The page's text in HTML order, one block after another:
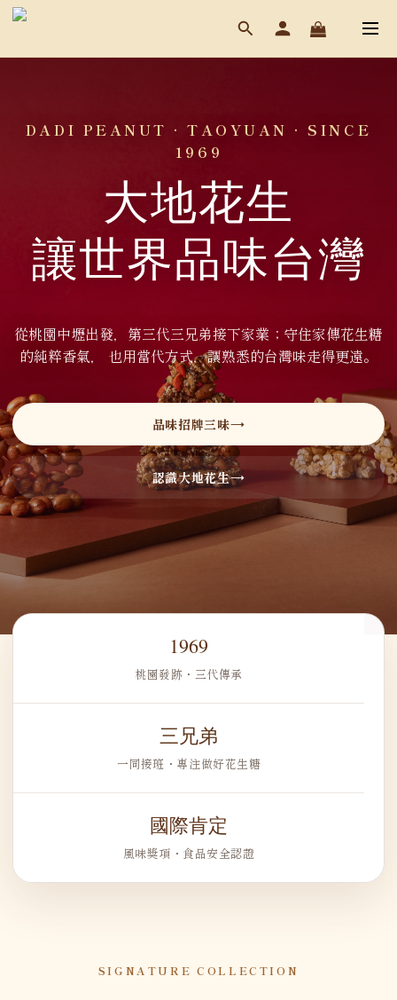
DADI PEANUT · TAOYUAN · SINCE
1969
大地花生
讓世界品味台灣
從桃園中壢出發，第三代三兄弟接下家業；守住家傳花生糖
的純粹香氣， 也用當代方式，讓熟悉的台灣味走得更遠。
品味招牌三味
認識大地花生
1969
桃園發跡・三代傳承
三兄弟
一同接班・專注做好花生糖
國際肯定
風味獎項・食品安全認證
SIGNATURE COLLECTION